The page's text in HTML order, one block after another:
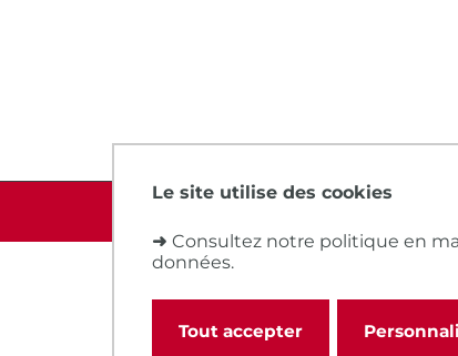
Le site utilise des cookies
➜ Consultez notre politique en
données.
Tout accepter